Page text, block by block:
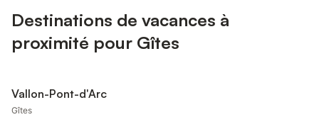
Destinations de vacances à
proximité pour Gîtes
Vallon-Pont-d'Arc
Gîtes